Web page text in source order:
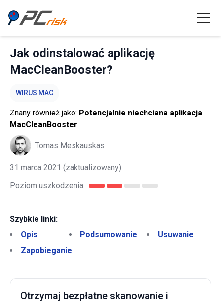
Jak odinstalować aplikację
MacCleanBooster?
WIRUS MAC
Znany również jako: Potencjalnie niechciana aplikacja
MacCleanBooster
Tomas Meskauskas
31 marca 2021 (zaktualizowany)
Poziom uszkodzenia:
Szybkie linki:
Opis
Podsumowanie
Usuwanie
Zapobieganie
Otrzymaj bezpłatne skanowanie i